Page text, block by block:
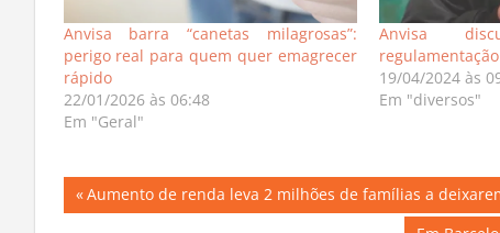
Anvisa barra “canetas milagrosas”:
perigo real para quem quer emagrecer
rápido
22/01/2026 às 06:48
Em "Geral"
Anvisa
19/04/2024 às
Em "diversos"
Navegação
Previous